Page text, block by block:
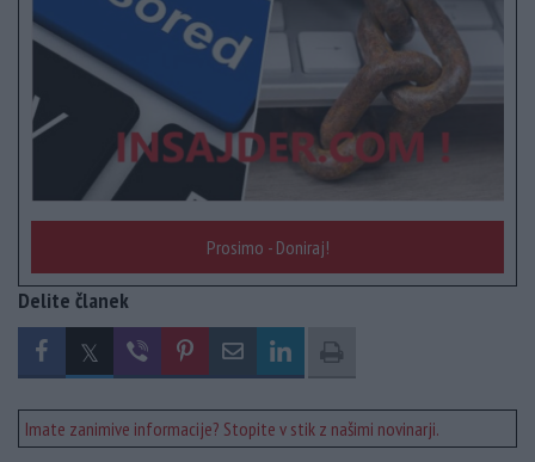
Prosimo - Doniraj!
Delite članek
Imate zanimive informacije? Stopite v stik z našimi novinarji.